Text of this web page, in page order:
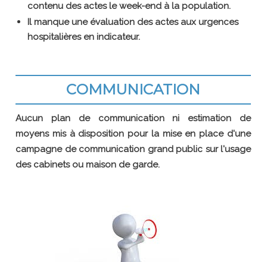
contenu des actes le week-end à la population.
Il manque une évaluation des actes aux urgences
hospitalières en indicateur.
COMMUNICATION
Aucun plan de communication ni estimation de
moyens mis à disposition pour la mise en place d'une
campagne de communication grand public sur l'usage
des cabinets ou maison de garde.